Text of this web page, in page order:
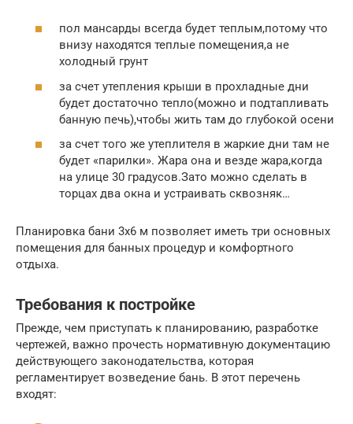
пол мансарды всегда будет теплым,потому что
внизу находятся теплые помещения,а не
холодный грунт
за счет утепления крыши в прохладные дни
будет достаточно тепло(можно и подтапливать
банную печь),чтобы жить там до глубокой осени
за счет того же утеплителя в жаркие дни там не
будет «парилки». Жара она и везде жара,когда
на улице 30 градусов.Зато можно сделать в
торцах два окна и устраивать сквозняк…
Планировка бани 3х6 м позволяет иметь три основных
помещения для банных процедур и комфортного
отдыха.
Требования к постройке
Прежде, чем приступать к планированию, разработке
чертежей, важно прочесть нормативную документацию
действующего законодательства, которая
регламентирует возведение бань. В этот перечень
входят: